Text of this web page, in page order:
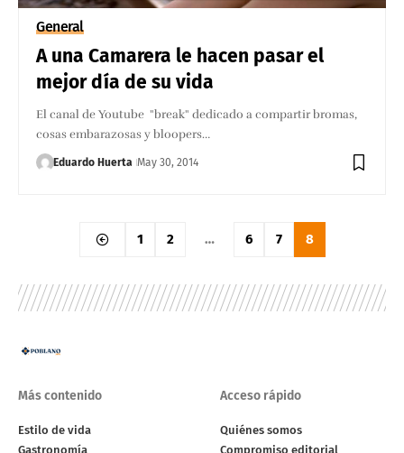
General
A una Camarera le hacen pasar el
mejor día de su vida
El canal de Youtube "break" dedicado a compartir bromas,
cosas embarazosas y bloopers…
Eduardo Huerta May 30, 2014
1 2 … 6 7 8
Más contenido
Estilo de vida
Gastronomía
Acceso rápido
Quiénes somos
Compromiso editorial